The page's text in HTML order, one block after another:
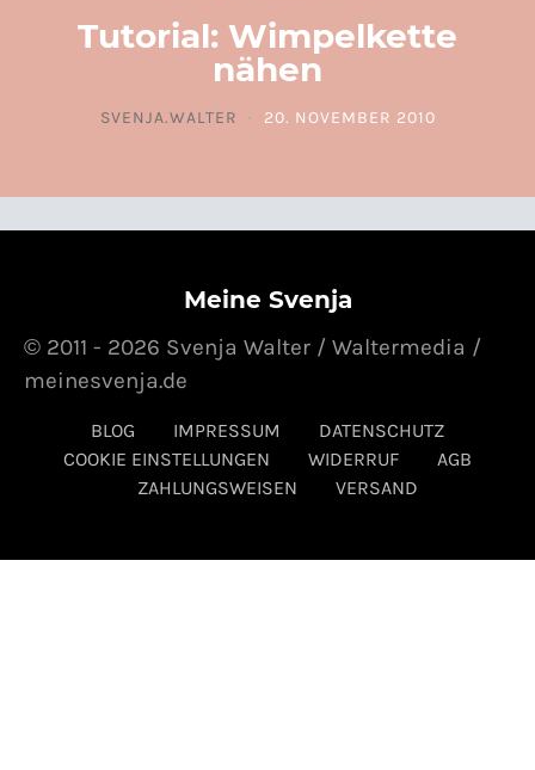
Tutorial: Wimpelkette
nähen
SVENJA.WALTER
POSTED ON
20. NOVEMBER 2010
Meine Svenja
BLOG IMPRESSUM
DATENSCHUTZ
COOKIE EINSTELLUNGEN
WIDERRUF
AGB
ZAHLUNGSWEISEN
VERSAND
© 2011 - 2026 Svenja Walter / Waltermedia /
meinesvenja.de